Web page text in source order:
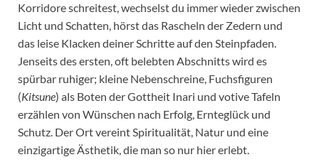
Korridore schreitest, wechselst du immer wieder zwischen
Licht und Schatten, hörst das Rascheln der Zedern und
das leise Klacken deiner Schritte auf den Steinpfaden.
Jenseits des ersten, oft belebten Abschnitts wird es
spürbar ruhiger; kleine Nebenschreine, Fuchsfiguren
(Kitsune) als Boten der Gottheit Inari und votive Tafeln
erzählen von Wünschen nach Erfolg, Ernteglück und
Schutz. Der Ort vereint Spiritualität, Natur und eine
einzigartige Ästhetik, die man so nur hier erlebt.